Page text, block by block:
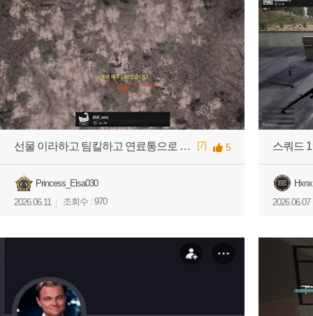
5
[7]
선물 이라하고 팀킬하고 연료통으로 마무리까지 하시는 유저
Princess_Elsa030
2026.06.11
조회수 : 970
스쿼드
2026.06.07